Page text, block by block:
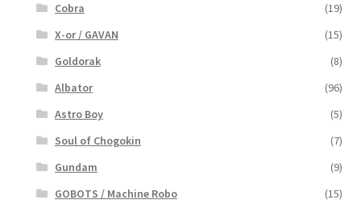
Cobra
(19)
X-or / GAVAN
(15)
Goldorak
(8)
Albator
(96)
Astro Boy
(5)
Soul of Chogokin
(7)
Gundam
(9)
GOBOTS / Machine Robo
(15)